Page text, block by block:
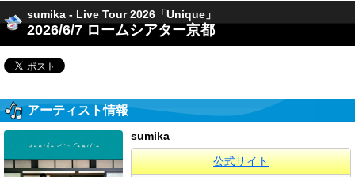
sumika - Live Tour 2026「Unique」
2026/6/7 ロームシアター京都
アーティスト情報
sumika
公式サイト